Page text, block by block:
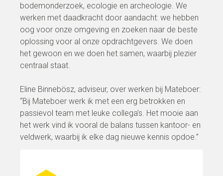
bodemonderzoek, ecologie en archeologie. We
werken met daadkracht door aandacht: we hebben
oog voor onze omgeving en zoeken naar de beste
oplossing voor al onze opdrachtgevers. We doen
het gewoon en we doen het samen, waarbij plezier
centraal staat.
Eline Binnebösz, adviseur, over werken bij Mateboer:
“Bij Mateboer werk ik met een erg betrokken en
passievol team met leuke collega’s. Het mooie aan
het werk vind ik vooral de balans tussen kantoor- en
veldwerk, waarbij ik elke dag nieuwe kennis opdoe.”